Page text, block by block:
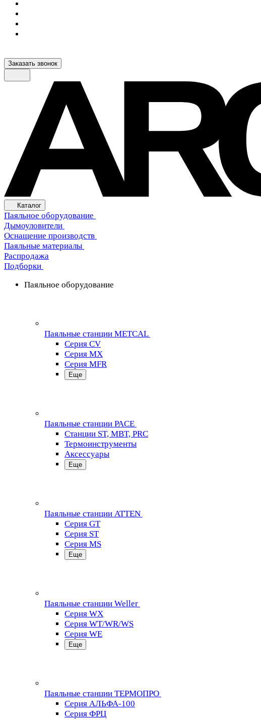
Заказать звонок
Каталог
Паяльное оборудование
Дымоуловители
Оснащение производств
Паяльные материалы
Распродажа
Подборки
Паяльное оборудование
Паяльные станции METCAL
Серия CV
Серия MX
Серия MFR
Еще
Паяльные станции PACE
Станции ST, MBT, PRC
Термоинструменты
Аксессуары
Еще
Паяльные станции ATTEN
Серия GT
Серия ST
Серия MS
Еще
Паяльные станции Weller
Серия WX
Серия WT/WR/WS
Серия WE
Еще
Паяльные станции ТЕРМОПРО
Серия АЛЬФА-100
Серия ФРЦ